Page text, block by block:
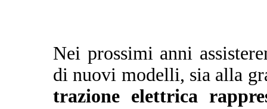
Nei prossimi anni
di nuovi modelli, sia alla
trazione elettrica